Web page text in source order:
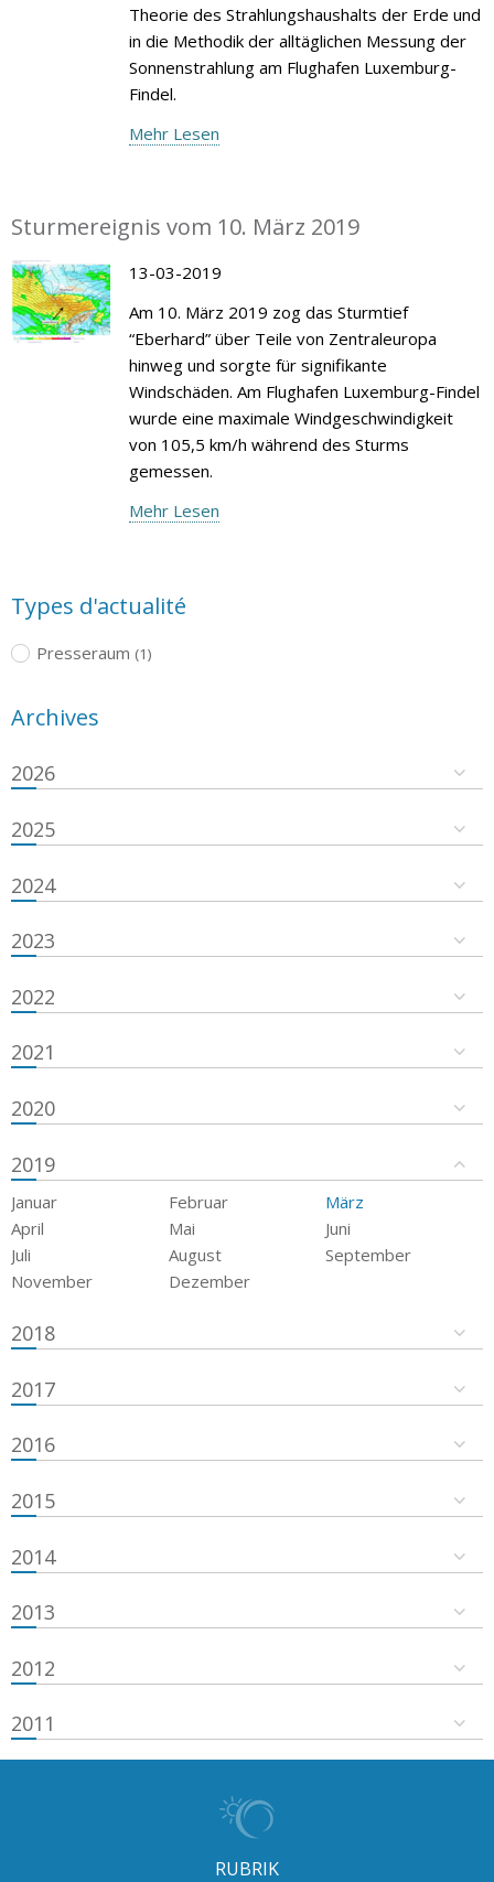
Theorie des Strahlungshaushalts der Erde und
in die Methodik der alltäglichen Messung der
Sonnenstrahlung am Flughafen Luxemburg-
Findel.
Mehr Lesen
Sturmereignis vom 10. März 2019
13-03-2019
Am 10. März 2019 zog das Sturmtief
“Eberhard” über Teile von Zentraleuropa
hinweg und sorgte für signifikante
Windschäden. Am Flughafen Luxemburg-Findel
wurde eine maximale Windgeschwindigkeit
von 105,5 km/h während des Sturms
gemessen.
Mehr Lesen
Types d'actualité
Presseraum (1)
Archives
2026
2025
2024
2023
2022
2021
2020
2019
Januar Februar
März
April
Mai
Juni
Juli
August
September
November
Dezember
2018
2017
2016
2015
2014
2013
2012
2011
RUBRIK